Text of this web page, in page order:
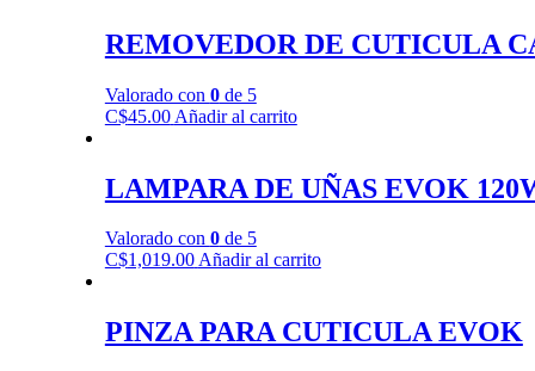
REMOVEDOR DE CUTICULA
Valorado con 0de 5
C$45.00 Añadir al carrito
LAMPARA DE UÑAS EVOK
Valorado con 0de 5
C$1,019.00Añadir al carrito
PINZA PARA CUTICULA EVOK